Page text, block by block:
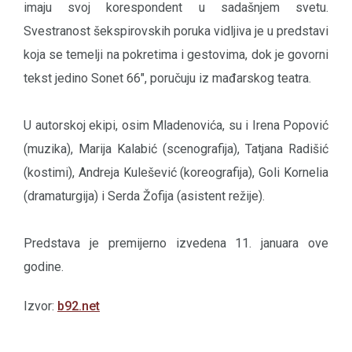
imaju svoj korespondent u sadašnjem svetu.
Svestranost šekspirovskih poruka vidljiva je u predstavi
koja se temelji na pokretima i gestovima, dok je govorni
tekst jedino Sonet 66", poručuju iz mađarskog teatra.
U autorskoj ekipi, osim Mladenovića, su i Irena Popović
(muzika), Marija Kalabić (scenografija), Tatjana Radišić
(kostimi), Andreja Kulešević (koreografija), Goli Kornelia
(dramaturgija) i Serda Žofija (asistent režije).
Predstava je premijerno izvedena 11. januara ove
godine.
Izvor: b92.net